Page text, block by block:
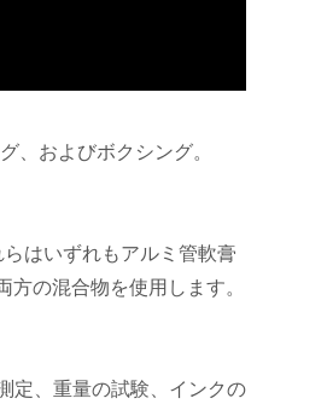
およびボクシング。
はいずれもアルミ管軟膏
の混合物を使用します。
定、重量の試験、インクの